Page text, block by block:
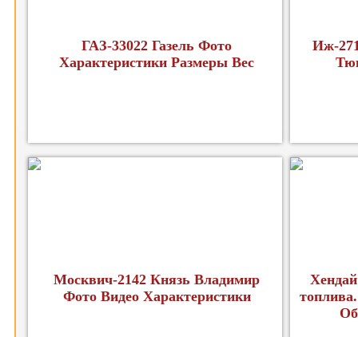
ГАЗ-33022 Газель Фото
Характеристики Размеры Вес
Иж-
Москвич-2142 Князь Владимир
Фото Видео Характеристики